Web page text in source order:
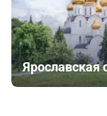
Ярославская